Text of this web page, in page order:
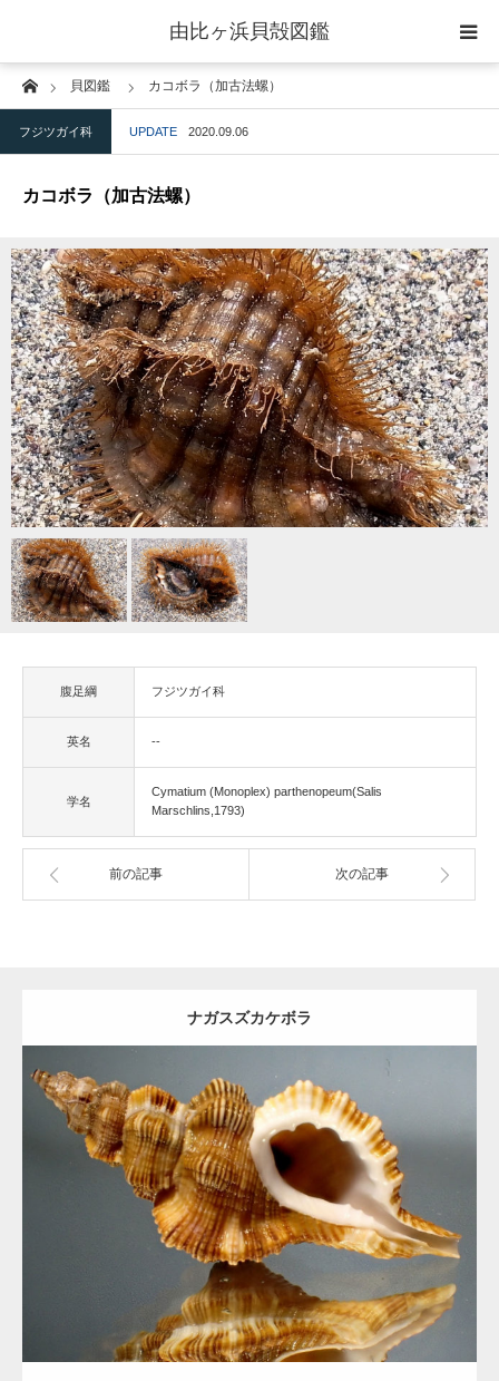
由比ヶ浜貝殻図鑑
Home貝図鑑 カコボラ（加古法螺）
フジツガイ科 UPDATE 2020.09.06
カコボラ（加古法螺）
腹足綱 フジツガイ科
英名 --
学名
Cymatium (Monoplex) parthenopeum(Salis
Marschlins,1793)
前の記事 次の記事
ナガスズカケボラ
Update:2020.09.12
Category:フジツガイ科
Detail
landscape02
landscape01
home
二枚貝綱
ウニ綱
gallery
blog